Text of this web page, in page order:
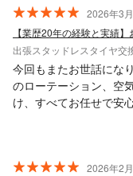
2026年3
出張スタッドレスタイヤ交
今回もまたお世話にな
のローテーション、空
け、すべてお任せで安
2026年2